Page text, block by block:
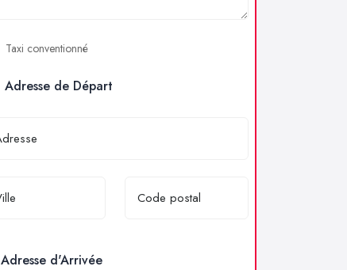
Taxi conventionné
Adresse de Départ
Adresse d'Arrivée